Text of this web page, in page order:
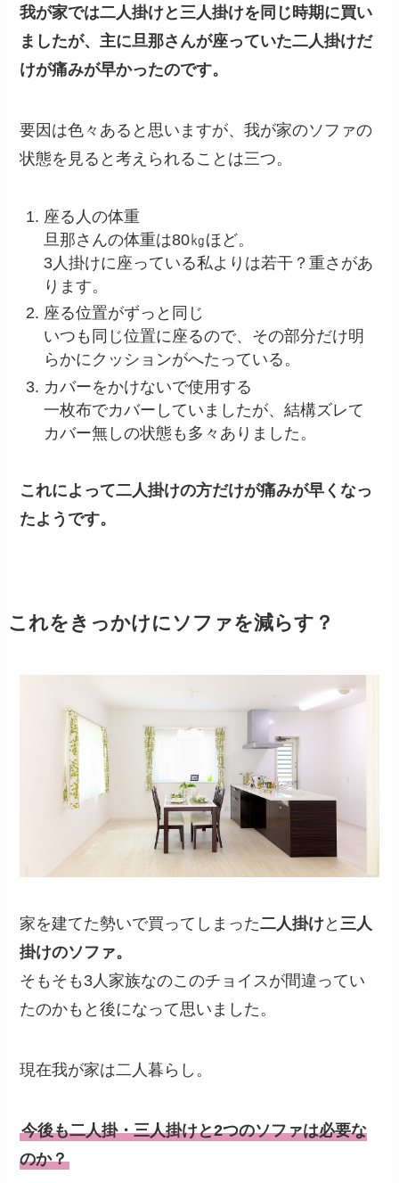
我が家では二人掛けと三人掛けを同じ時期に買い
ましたが、主に旦那さんが座っていた二人掛けだ
けが痛みが早かったのです。
要因は色々あると思いますが、我が家のソファの
状態を見ると考えられることは三つ。
座る人の体重
旦那さんの体重は80㎏ほど。
3人掛けに座っている私よりは若干？重さがあ
ります。
座る位置がずっと同じ
いつも同じ位置に座るので、その部分だけ明
らかにクッションがへたっている。
カバーをかけないで使用する
一枚布でカバーしていましたが、結構ズレて
カバー無しの状態も多々ありました。
これによって二人掛けの方だけが痛みが早くなっ
たようです。
これをきっかけにソファを減らす？
家を建てた勢いで買ってしまった二人掛けと 三人
掛けのソファ。
そもそも3人家族なのこのチョイスが間違ってい
たのかもと後になって思いました。
現在我が家は二人暮らし。
今後も二人掛・三人掛けと2つのソファは必要な
のか？